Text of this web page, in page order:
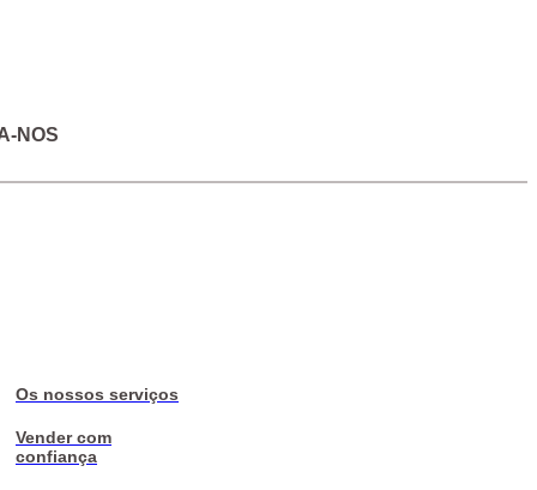
NOS
Os nossos serviços
Vender com
confiança